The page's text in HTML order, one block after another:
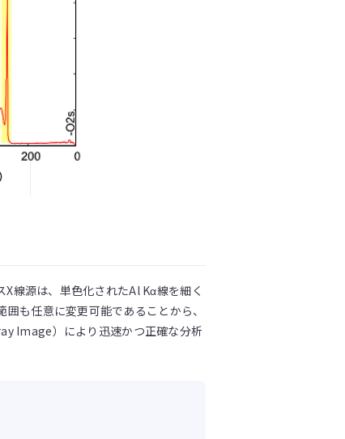
線源は、単色化されたAl Kα線を細く
も任意に変更可能であることから、
Image）により迅速かつ正確な分析